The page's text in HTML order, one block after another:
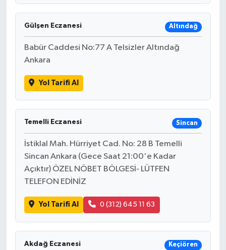
Gülşen Eczanesi Altındağ
Babür Caddesi No:77 A Telsizler Altındağ
Ankara
Yol Tarifi Al
Temelli Eczanesi Sincan
İstiklal Mah. Hürriyet Cad. No: 28 B Temelli
Sincan Ankara (Gece Saat 21:00'e Kadar
Açıktır) ÖZEL NÖBET BÖLGESİ- LÜTFEN
TELEFON EDİNİZ
Yol Tarifi Al 0 (312) 645 11 63
Akdağ Eczanesi Keçiören